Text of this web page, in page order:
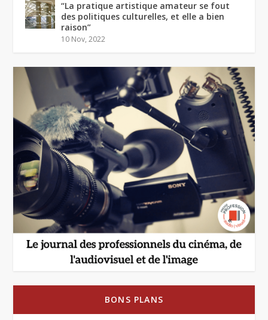
“La pratique artistique amateur se fout
des politiques culturelles, et elle a bien
raison”
10 Nov, 2022
BONS PLANS